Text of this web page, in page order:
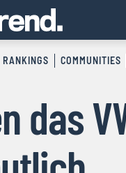
RANKINGS COMMUNITIES
das